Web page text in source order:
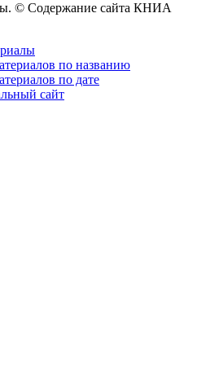
© Содержание сайта КНИА
по названию
по дате
сайт